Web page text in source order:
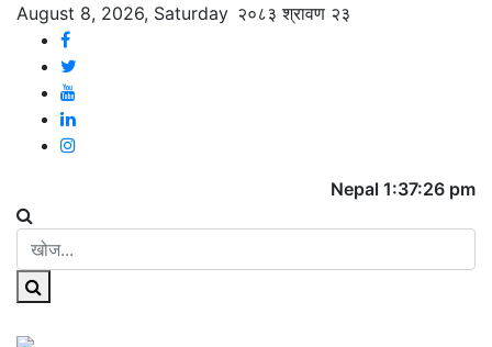
August 8, 2026, Saturday २०८३ श्रावण २३
Nepal 1:37:26 pm